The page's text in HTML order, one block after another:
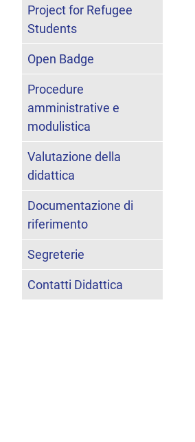
Project for Refugee
Students
Open Badge
Procedure
amministrative e
modulistica
Valutazione della
didattica
Documentazione di
riferimento
Segreterie
Contatti Didattica